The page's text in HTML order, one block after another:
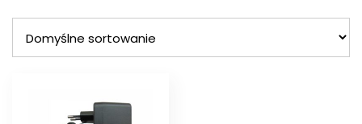
tej zmianie uzyskujemy
bezpieczną instalację elektryczną
Natomiast baterie alkaliczne,